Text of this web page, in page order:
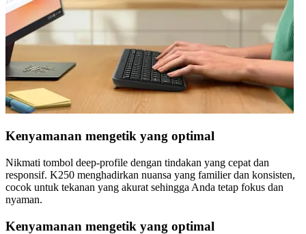
Kenyamanan mengetik yang optimal
Nikmati tombol deep-profile dengan tindakan yang cepat dan
responsif. K250 menghadirkan nuansa yang familier dan konsisten,
cocok untuk tekanan yang akurat sehingga Anda tetap fokus dan
nyaman.
Kenyamanan mengetik yang optimal